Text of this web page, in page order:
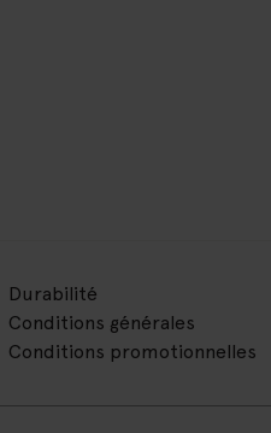
Durabilité
Conditions générales
Conditions promotionnelles